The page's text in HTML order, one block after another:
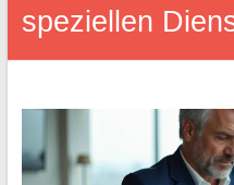
speziellen